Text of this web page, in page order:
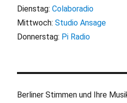
Dienstag:Colaboradio
Mittwoch:Studio Ansage
Donnerstag: Pi Radio
Berliner Stimmen und Ihre